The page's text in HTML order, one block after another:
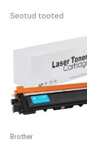
Seotud tooted
Brother